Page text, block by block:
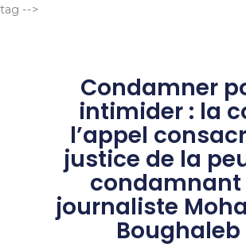
tag -->
Condamner
intimider : la
l’appel
justice de la
condamnant
journaliste
Boughaleb